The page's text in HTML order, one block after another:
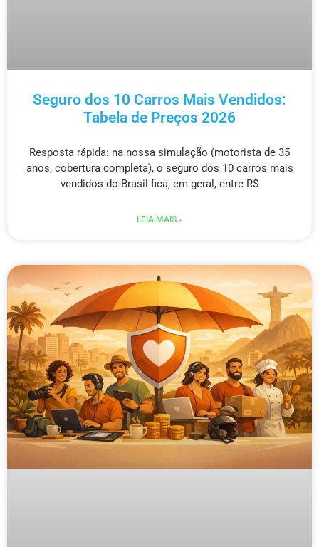
Seguro dos 10 Carros Mais Vendidos:
Tabela de Preços 2026
Resposta rápida: na nossa simulação (motorista de 35
anos, cobertura completa), o seguro dos 10 carros mais
vendidos do Brasil fica, em geral, entre R$
LEIA MAIS »